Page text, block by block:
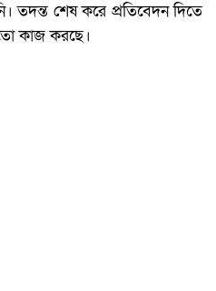
তদন্ত শেষ করে প্রতিবেদন দিতে
কাজ করছে।